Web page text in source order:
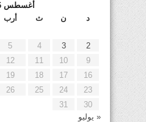
أغسطس 2026
د
ن ث أرب
2
3
4
5
9
10
11
12
16
17
18
19
23
24
25
26
30
31
« يوليو